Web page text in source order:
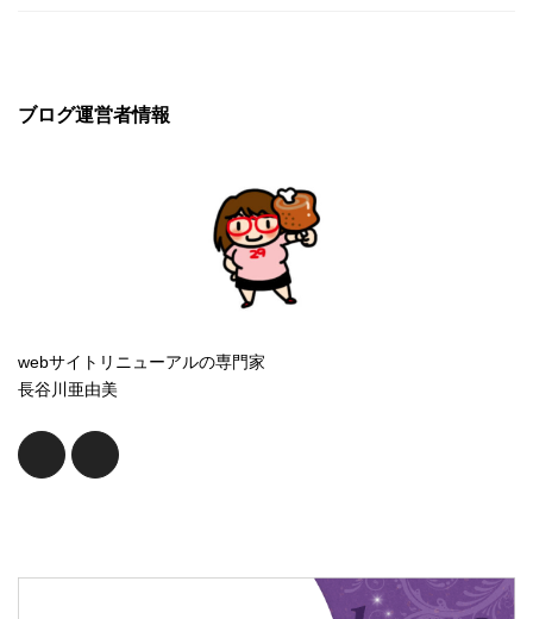
ブログ運営者情報
webサイトリニューアルの専門家
長谷川亜由美